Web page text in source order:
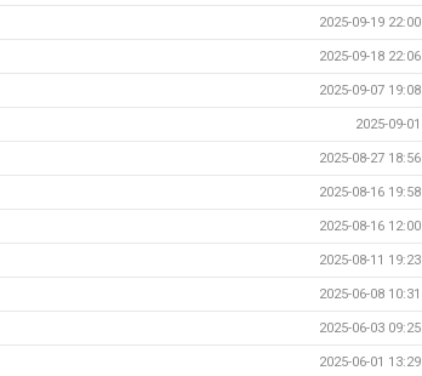
2025-09-19 22:00
2025-09-18 22:06
2025-09-07 19:08
2025-09-01
2025-08-27 18:56
2025-08-16 19:58
2025-08-16 12:00
2025-08-11 19:23
2025-06-08 10:31
2025-06-03 09:25
2025-06-01 13:29